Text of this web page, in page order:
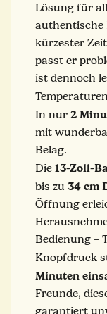
Lösung für
authentische
kürzester
passt er
ist dennoch
In nur 2
mit
Belag.
Die 13-Zoll-
bis zu 34 cm
Öffnung
Bedienung –
Knopfdruck
Minuten
Freunde,
garantiert